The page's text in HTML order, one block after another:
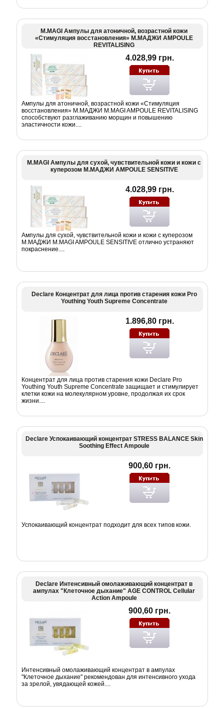
M.MAGI Ампулы для атоничной, возрастной кожи
«Стимуляция восстановления» М.МАДЖИ AMPOULE
REVITALISING
4.028,99 грн.
Ампулы для атоничной, возрастной кожи «Стимуляция
восстановления» М.МАДЖИ M.MAGI AMPOULE REVITALISING
способствуют разглаживанию морщин и повышению
эластичности кожи....
M.MAGI Ампулы для сухой, чувствительной кожи и кожи с
куперозом М.МАДЖИ AMPOULE SENSITIVE
4.028,99 грн.
Ампулы для сухой, чувствительной кожи и кожи с куперозом
М.МАДЖИ M.MAGI AMPOULE SENSITIVE отлично устраняют
покраснение....
Declare Концентрат для лица против старения кожи Pro
Youthing Youth Supreme Concentrate
1.896,80 грн.
Концентрат для лица против старения кожи Declare Pro
Youthing Youth Supreme Concentrate защищает и стимулирует
клетки кожи на молекулярном уровне, продолжая их срок
жизни....
Declare Успокаивающий концентрат STRESS BALANCE Skin
Soothing Effect Ampoule
900,60 грн.
Успокаивающий концентрат подходит для всех типов кожи.
Declare Интенсивный омолаживающий концентрат в
ампулах "Клеточное дыхание" AGE CONTROL Cellular
Action Ampoule
900,60 грн.
Интенсивный омолаживающий концентрат в ампулах
"Клеточное дыхание" рекомендован для интенсивного ухода
за зрелой, увядающей кожей....